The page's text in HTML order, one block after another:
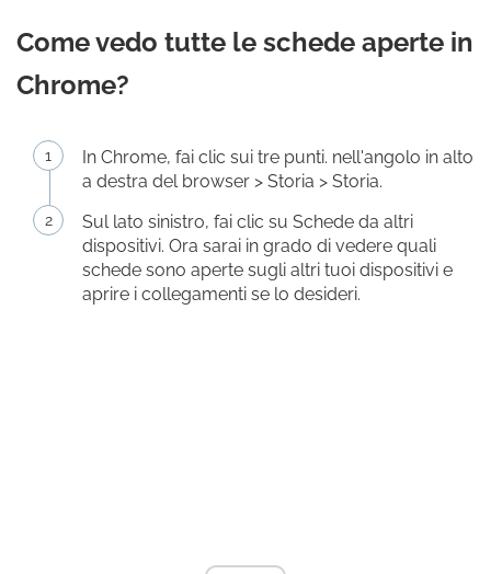
Come vedo tutte le schede aperte in
Chrome?
In Chrome, fai clic sui tre punti. nell'angolo in alto
a destra del browser > Storia > Storia.
Sul lato sinistro, fai clic su Schede da altri
dispositivi. Ora sarai in grado di vedere quali
schede sono aperte sugli altri tuoi dispositivi e
aprire i collegamenti se lo desideri.